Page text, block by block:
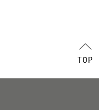
TOP